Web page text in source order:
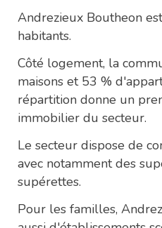
Andrezieux Boutheon
habitants.
Côté logement, la
maisons et 53 %
répartition donne un
immobilier du secteur.
Le secteur dispose de
avec notamment des
supérettes.
Pour les familles,